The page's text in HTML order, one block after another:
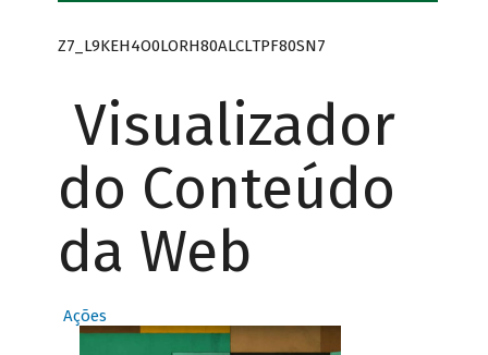
Z7_L9KEH4O0LORH80ALCLTPF80SN7
Visualizador
do Conteúdo
da Web
Ações